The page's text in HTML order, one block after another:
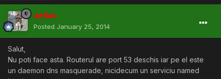
aelius
Posted January 25, 2014
Salut,
Nu poti face asta. Routerul are port 53 deschis iar pe el este
un daemon dns masquerade, nicidecum un serviciu named